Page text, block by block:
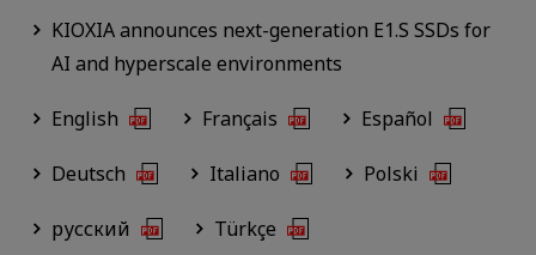
KIOXIA announces next-generation E1.S SSDs for
AI and hyperscale environments
English Français Español
Deutsch Italiano Polski
русский Türkçe